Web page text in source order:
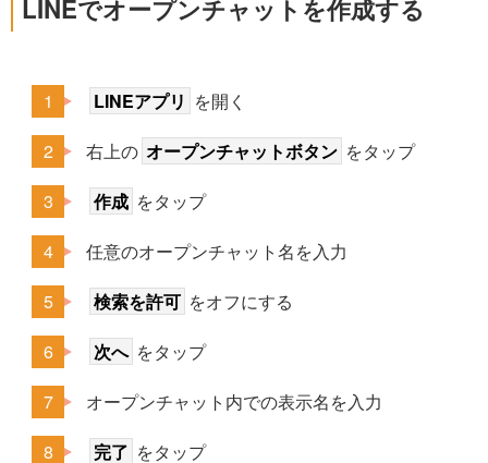
LINEでオープンチャットを作成する
LINEアプリ を開く
右上の オープンチャットボタン をタップ
作成 をタップ
任意のオープンチャット名を入力
検索を許可 をオフにする
次へ をタップ
オープンチャット内での表示名を入力
完了 をタップ